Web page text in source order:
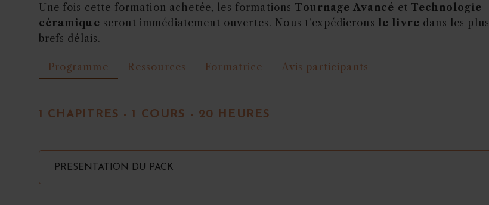
Une fois cette formation achetée, les formationsTournage Avancé etTechnologie
céramique seront immédiatement ouvertes. Nous t'expédierons le livre dans les plus
brefs délais.
Programme Ressources Formatrice Avis participants
1 CHAPITRES - 1 COURS - 20 HEURES
PRESENTATION DU PACK